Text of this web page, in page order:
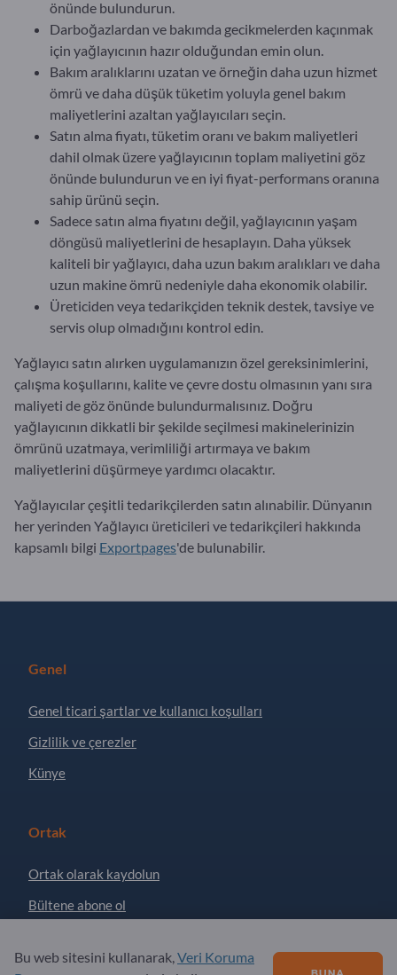
önünde bulundurun.
Darboğazlardan ve bakımda gecikmelerden kaçınmak
için yağlayıcının hazır olduğundan emin olun.
Bakım aralıklarını uzatan ve örneğin daha uzun hizmet
ömrü ve daha düşük tüketim yoluyla genel bakım
maliyetlerini azaltan yağlayıcıları seçin.
Satın alma fiyatı, tüketim oranı ve bakım maliyetleri
dahil olmak üzere yağlayıcının toplam maliyetini göz
önünde bulundurun ve en iyi fiyat-performans oranına
sahip ürünü seçin.
Sadece satın alma fiyatını değil, yağlayıcının yaşam
döngüsü maliyetlerini de hesaplayın. Daha yüksek
kaliteli bir yağlayıcı, daha uzun bakım aralıkları ve daha
uzun makine ömrü nedeniyle daha ekonomik olabilir.
Üreticiden veya tedarikçiden teknik destek, tavsiye ve
servis olup olmadığını kontrol edin.
Yağlayıcı satın alırken uygulamanızın özel gereksinimlerini,
çalışma koşullarını, kalite ve çevre dostu olmasının yanı sıra
maliyeti de göz önünde bulundurmalısınız. Doğru
yağlayıcının dikkatli bir şekilde seçilmesi makinelerinizin
ömrünü uzatmaya, verimliliği artırmaya ve bakım
maliyetlerini düşürmeye yardımcı olacaktır.
Yağlayıcılar çeşitli tedarikçilerden satın alınabilir. Dünyanın
her yerinden Yağlayıcı üreticileri ve tedarikçileri hakkında
kapsamlı bilgi Exportpages'de bulunabilir.
Genel
Genel ticari şartlar ve kullanıcı koşulları
Gizlilik ve çerezler
Künye
Ortak
Ortak olarak kaydolun
Bültene abone ol
Sorular?
Bu web sitesini kullanarak,Veri Koruma